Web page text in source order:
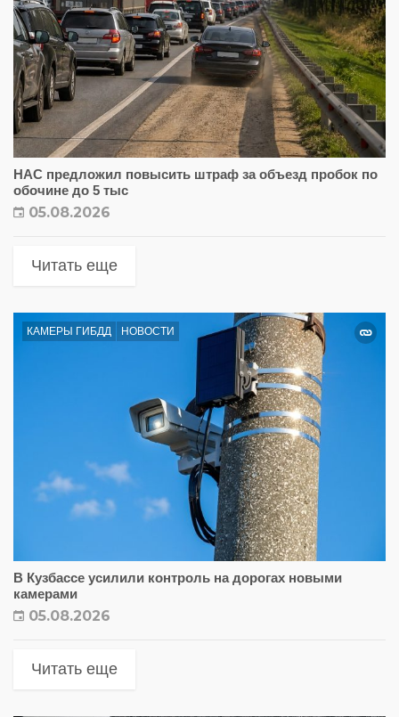
НАС предложил повысить штраф за объезд пробок по
обочине до 5 тыс
05.08.2026
Читать еще
КАМЕРЫ ГИБДД НОВОСТИ
В Кузбассе усилили контроль на дорогах новыми
камерами
05.08.2026
Читать еще